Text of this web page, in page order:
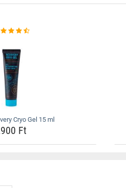
Cryo Gel 15 ml
Ft